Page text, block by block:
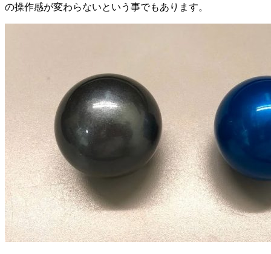
の操作感が変わらないという事でもあります。